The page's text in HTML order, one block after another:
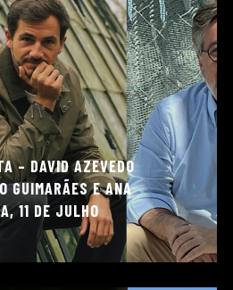
– DAVID AZEVEDO
GUIMARÃES E ANA
11 DE JULHO